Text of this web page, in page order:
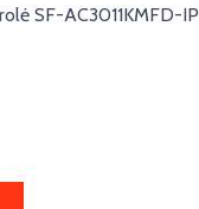
SF-AC3011KMFD-IP